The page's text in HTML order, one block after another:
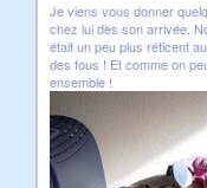
Je viens vous donner
chez lui dès son arrivée.
était un peu plus réticent
des fous ! Et comme on
ensemble !